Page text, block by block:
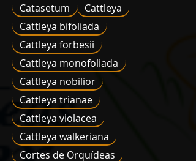
Catasetum
Cattleya
Cattleya bifoliada
Cattleya forbesii
Cattleya monofoliada
Cattleya nobilior
Cattleya trianae
Cattleya violacea
Cattleya walkeriana
Cortes de Orquídeas